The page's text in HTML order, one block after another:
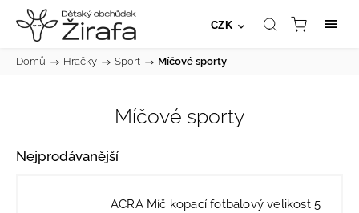
CZK
Domů / Hračky / Sport / Míčové sporty
Míčové sporty
Nejprodávanější
ACRA Míč kopací fotbalový velikost 5